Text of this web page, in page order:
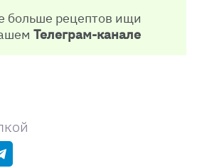
больше рецептов ищи
Телеграм-канале